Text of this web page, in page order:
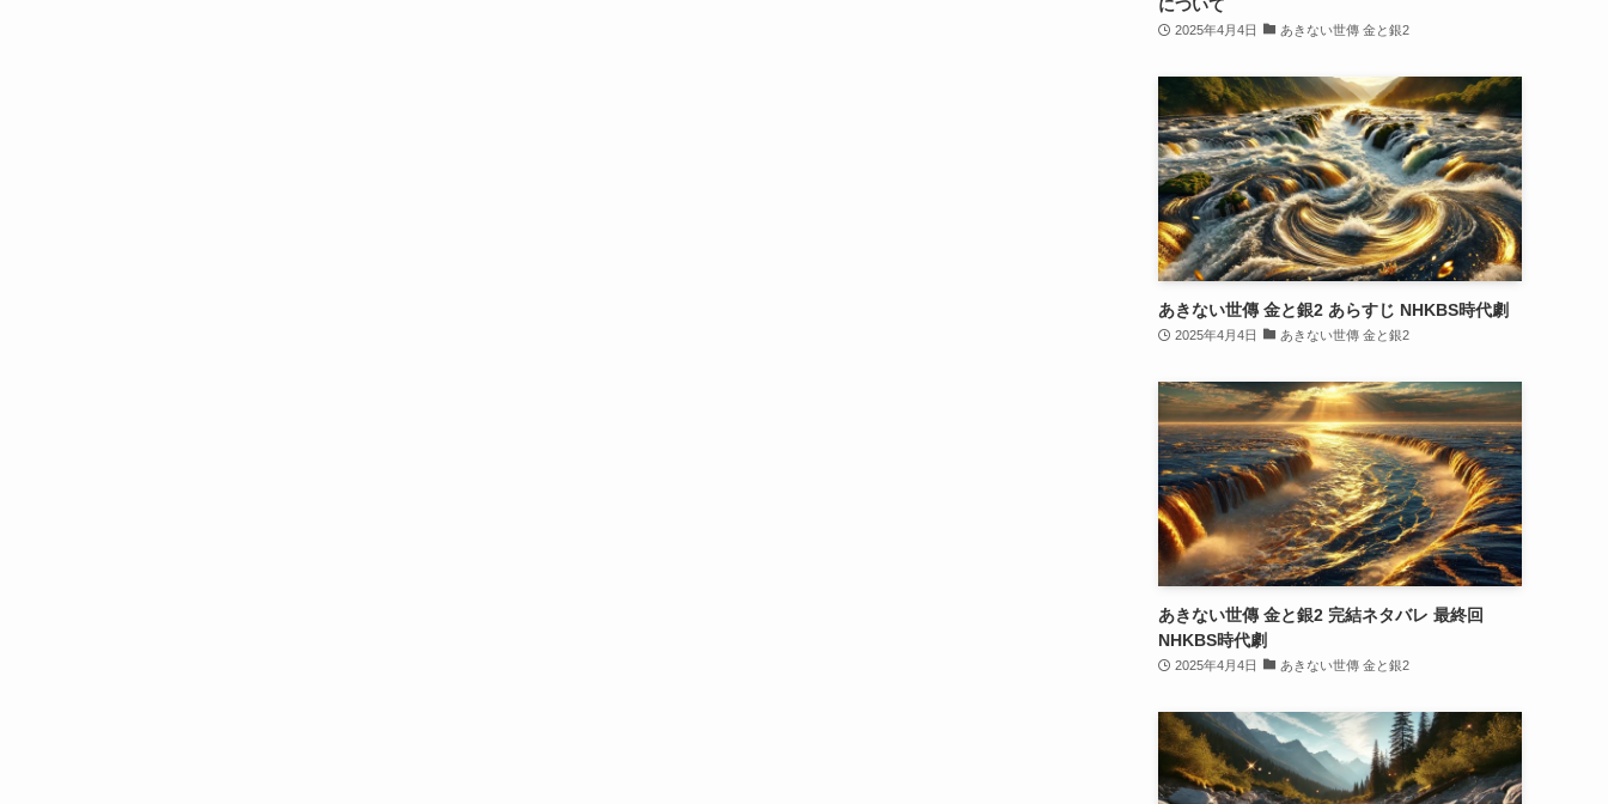
について
2025年4月4日 あきない世傳 金と銀2
あきない世傳 金と銀2 あらすじ NHKBS時代劇
2025年4月4日 あきない世傳 金と銀2
あきない世傳 金と銀2 完結ネタバレ 最終回
NHKBS時代劇
2025年4月4日 あきない世傳 金と銀2